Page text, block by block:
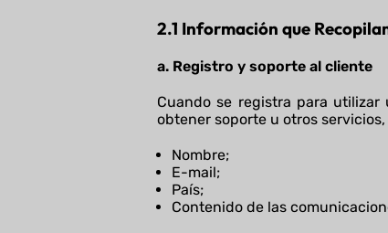
2.1 Información que
a. Registro y soporte al cliente
Cuando se registra para utilizar
obtener soporte u otros
Nombre;
E-mail;
País;
Contenido de las